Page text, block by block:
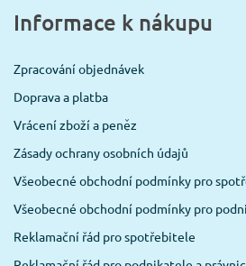
Informace k nákupu
Zpracování objednávek
Doprava a platba
Vrácení zboží a peněz
Zásady ochrany osobních údajů
Všeobecné obchodní podmínky pro
Všeobecné obchodní podmínky pro
Reklamační řád pro spotřebitele